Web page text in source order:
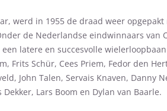
werd in 1955 de draad weer
de Nederlandse eindwinnaars van
latere en succesvolle
Frits Schür, Cees Priem, Fedor den
John Talen, Servais Knaven, Danny
Dekker, Lars Boom en Dylan van Baarle.